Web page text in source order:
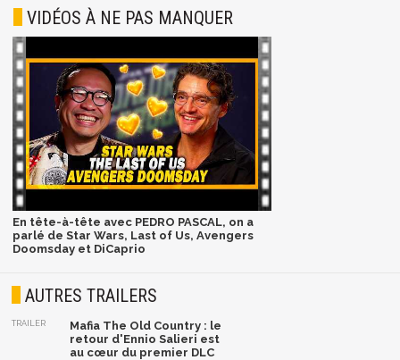
VIDÉOS À NE PAS MANQUER
En tête-à-tête avec PEDRO PASCAL, on a
parlé de Star Wars, Last of Us, Avengers
Doomsday et DiCaprio
AUTRES TRAILERS
TRAILER
Mafia The Old Country : le
retour d'Ennio Salieri est
au cœur du premier DLC